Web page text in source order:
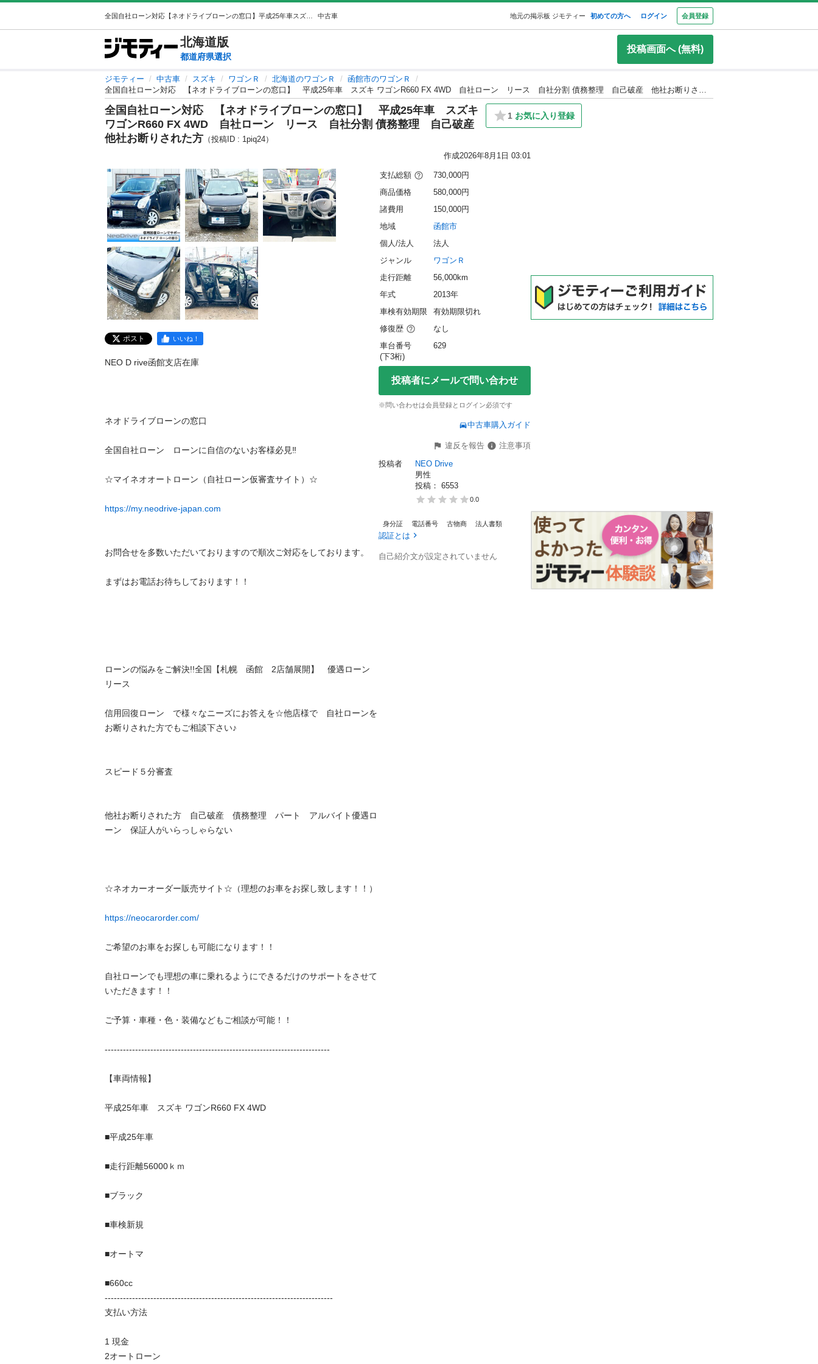
中古車 地元の掲示板 ジモティー 初めての方へ ログイン 会員登録
北海道版
都道府県選択
投稿画面へ (無料)
ジモティー 中古車 スズキ ワゴンＲ 北海道のワゴンＲ
函館市のワゴンＲ
全国自社ローン対応 【ネオドライブローンの窓口】 平成25年車 スズキ ワゴンR660 FX 4WD 自社ローン リース 自社分割 債務整理 自己破産 他社お断りされた方
全国自社ローン対応 【ネオドライブローンの窓口】 平成25年車 スズキ
ワゴンR660 FX 4WD 自社ローン リース 自社分割 債務整理 自己破産
他社お断りされた方 （投稿ID : 1piq24）
1 お気に入り登録
作成2026年8月1日 03:01
ポスト いいね！
NEO D rive函館支店在庫
ネオドライブローンの窓口
全国自社ローン　ローンに自信のないお客様必見‼︎
☆マイネオオートローン（自社ローン仮審査サイト）☆
https://my.neodrive-japan.com
お問合せを多数いただいておりますので順次ご対応をしております。
まずはお電話お待ちしております！！
ローンの悩みをご解決!!全国【札幌　函館　2店舗展開】　優遇ローン
リース
信用回復ローン　で様々なニーズにお答えを☆他店様で　自社ローンを
お断りされた方でもご相談下さい♪
スピード５分審査
他社お断りされた方　自己破産　債務整理　パート　アルバイト優遇ロ
ーン　保証人がいらっしゃらない
☆ネオカーオーダー販売サイト☆（理想のお車をお探し致します！！）
https://neocarorder.com/
ご希望のお車をお探しも可能になります！！
自社ローンでも理想の車に乗れるようにできるだけのサポートをさせて
いただきます！！
ご予算・車種・色・装備などもご相談が可能！！
--------------------------------------------------------------------------
【車両情報】
平成25年車　スズキ ワゴンR660 FX 4WD
■平成25年車
■走行距離56000ｋｍ
■ブラック
■車検新規
■オートマ
■660cc
---------------------------------------------------------------------------
支払い方法
1 現金
2オートローン
支払総額
730,000円
商品価格
580,000円
諸費用
150,000円
地域
函館市
個人/法人
法人
ジャンル
ワゴンＲ
走行距離
56,000km
年式
2013年
車検有効期限
有効期限切れ
修復歴
なし
車台番号
(下3桁)
629
投稿者にメールで問い合わせ
※問い合わせは会員登録とログイン必須です
中古車購入ガイド
違反を報告
注意事項
投稿者
NEO Drive
男性
投稿： 6553
0.0
身分証 電話番号 古物商 法人書類
認証とは
自己紹介文が設定されていません